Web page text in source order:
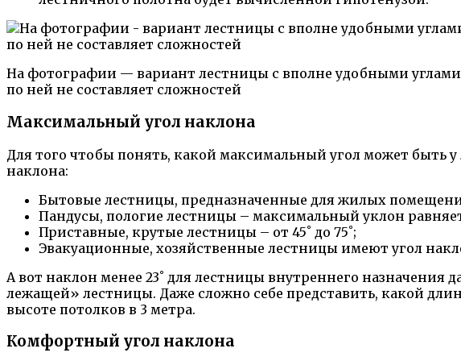
На фотографии — вариант лестницы с вполне удобными
по ней не составляет сложностей
Максимальный угол наклона
Для того чтобы понять, какой максимальный угол может
наклона:
Бытовые лестницы, предназначенные для жилых
Пандусы, пологие лестницы – максимальный уклон
Приставные, крутые лестницы – от 45˚ до 75˚;
Эвакуационные, хозяйственные лестницы имеют угол
А вот наклон менее 23˚ для лестницы внутреннего
лежащей» лестницы. Даже сложно себе представить, какой
высоте потолков в 3 метра.
Комфортный угол наклона